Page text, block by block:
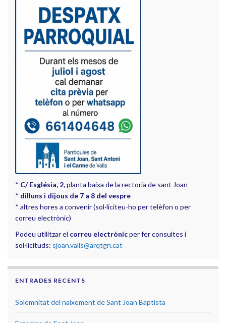
* C/ Església, 2,planta baixa de la rectoria de sant Joan
* dilluns i dijous de 7 a 8 del vespre
* altres hores a convenir (sol·liciteu-ho per telèfon o per
correu electrònic)
Podeu utilitzar el correu electrònicper fer consultes i
sol·licituds: sjoan.valls@arqtgn.cat
ENTRADES RECENTS
Solemnitat del naixement de Sant Joan Baptista